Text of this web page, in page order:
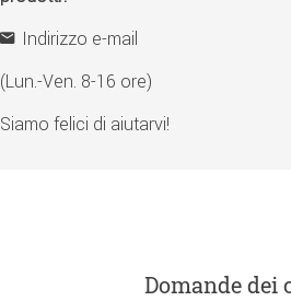
Indirizzo e-mail
(Lun.-Ven. 8-16 ore)
Siamo felici di aiutarvi!
Domande dei